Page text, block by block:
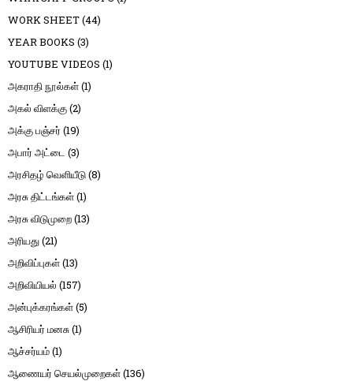
WORK SHEET(44)
YEAR BOOKS (3)
YOUTUBE VIDEOS (1)
அகராதி நூல்கள்(1)
அகல் விளக்கு(2)
அக்கு பஞ்சர் (19)
அபார் அட்டை (3)
அரசிதழ் வெளியீடு(8)
அரசு திட்டங்கள்(1)
அரசு விடுமுறை(13)
அரியது(21)
அறிவிப்புகள்(13)
அறிவியியல் (157)
அன்புக்கரங்கள்(5)
ஆசிரியர் மனசு(1)
ஆச்சர்யம்(1)
ஆணையர் செயல்முறைகள்(136)